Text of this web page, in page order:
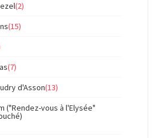
(2)
(15)
(7)
d'Asson(13)
("Rendez-vous à l'Elysée"